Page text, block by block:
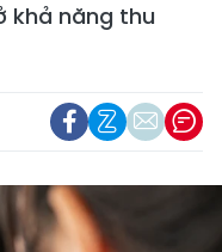
khả năng thu